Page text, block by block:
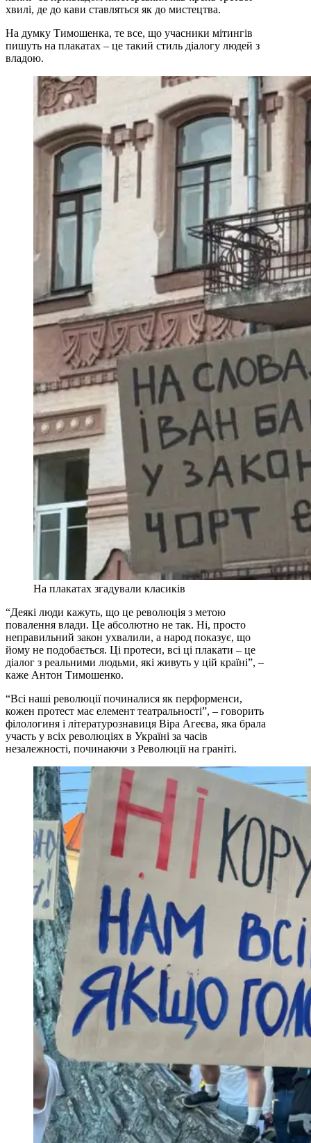
хвилі, де до кави ставляться як до мистецтва.
На думку Тимошенка, те все, що учасники мітингів
пишуть на плакатах – це такий стиль діалогу людей з
владою.
На плакатах згадували класиків
“Деякі люди кажуть, що це революція з метою
повалення влади. Це абсолютно не так. Ні, просто
неправильний закон ухвалили, а народ показує, що
йому не подобається. Ці протеси, всі ці плакати – це
діалог з реальними людьми, які живуть у цій країні”, –
каже Антон Тимошенко.
“Всі наші революції починалися як перформенси,
кожен протест має елемент театральності”, – говорить
філологиня і літературознавиця Віра Агеєва, яка брала
участь у всіх революціях в Україні за часів
незалежності, починаючи з Революції на граніті.